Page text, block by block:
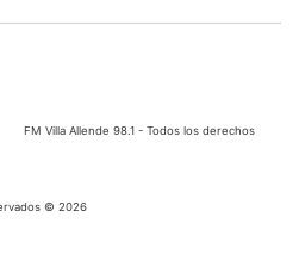
FM Villa Allende 98.1 - Todos los derechos
© 2026